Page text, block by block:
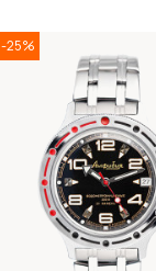
-25%